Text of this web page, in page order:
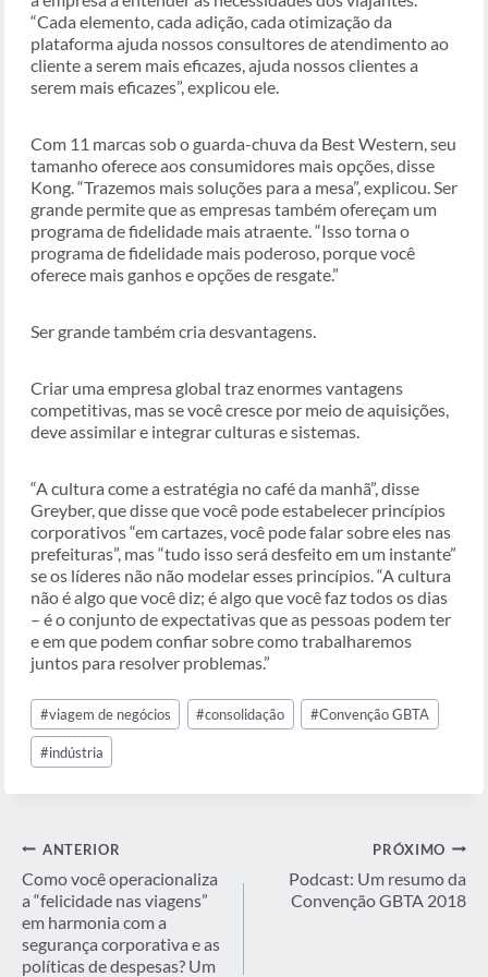
“Cada elemento, cada adição, cada otimização da
plataforma ajuda nossos consultores de atendimento ao
cliente a serem mais eficazes, ajuda nossos clientes a
serem mais eficazes”, explicou ele.
Com 11 marcas sob o guarda-chuva da Best Western, seu
tamanho oferece aos consumidores mais opções, disse
Kong. “Trazemos mais soluções para a mesa”, explicou. Ser
grande permite que as empresas também ofereçam um
programa de fidelidade mais atraente. “Isso torna o
programa de fidelidade mais poderoso, porque você
oferece mais ganhos e opções de resgate.”
Ser grande também cria desvantagens.
Criar uma empresa global traz enormes vantagens
competitivas, mas se você cresce por meio de aquisições,
deve assimilar e integrar culturas e sistemas.
“A cultura come a estratégia no café da manhã”, disse
Greyber, que disse que você pode estabelecer princípios
corporativos “em cartazes, você pode falar sobre eles nas
prefeituras”, mas “tudo isso será desfeito em um instante”
se os líderes não não modelar esses princípios. “A cultura
não é algo que você diz; é algo que você faz todos os dias
– é o conjunto de expectativas que as pessoas podem ter
e em que podem confiar sobre como trabalharemos
juntos para resolver problemas.”
Tags
do
Post:
#viagem de negócios #consolidação #Convenção GBTA
#indústria
Navegação
de
Post
ANTERIOR
Como você operacionaliza
a “felicidade nas viagens”
em harmonia com a
segurança corporativa e as
políticas de despesas? Um
PRÓXIMO
Podcast: Um resumo da
Convenção GBTA 2018